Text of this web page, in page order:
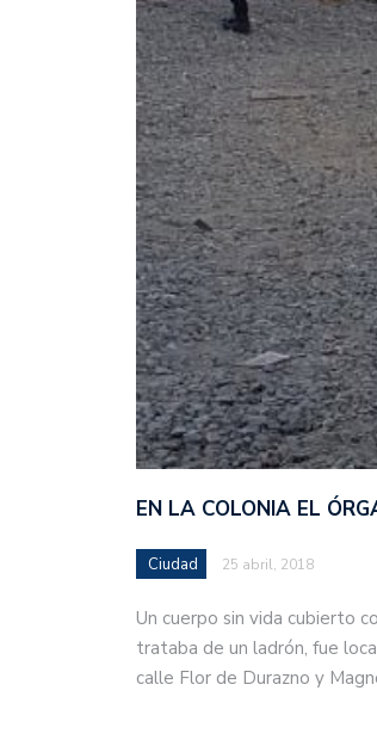
EN LA COLONIA EL
Ciudad 25 abril, 2018
Un cuerpo sin vida cubierto
trataba de un ladrón, fue
calle Flor de Durazno y